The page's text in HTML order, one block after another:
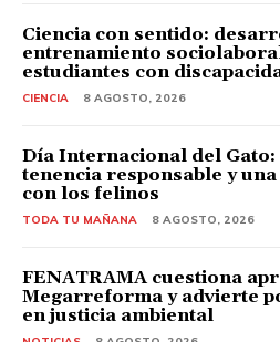
Ciencia con sentido:
entrenamiento
estudiantes con
CIENCIA 8 AGOSTO, 2026
Día Internacional del Gato:
tenencia responsable y
con los felinos
TODA TU MAÑANA 8 AGOSTO, 2026
FENATRAMA cuestiona
Megarreforma y advierte
en justicia ambiental